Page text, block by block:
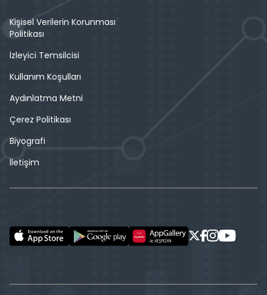
Kişisel Verilerin Korunması
Politikası
İzleyici Temsilcisi
Kullanım Koşulları
Aydınlatma Metni
Çerez Politikası
Biyografi
İletişim